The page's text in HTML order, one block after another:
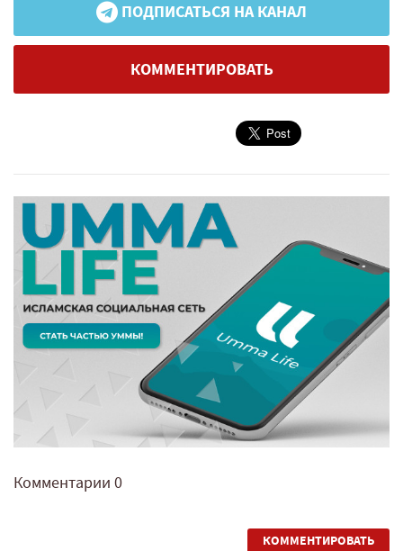
ПОДПИСАТЬСЯ НА КАНАЛ
КОММЕНТИРОВАТЬ
Комментарии 0
КОММЕНТИРОВАТЬ